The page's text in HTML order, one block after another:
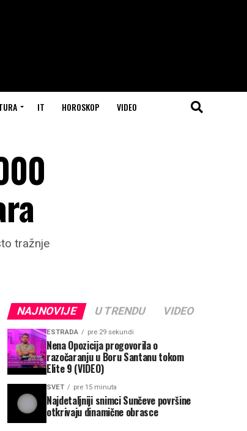
IT HOROSKOP VIDEO
tražnje
NAJNOVIJE U TRENDU VIDEO
ESTRADA pre 29 sekundi
Nena Opozicija progovorila o
razočaranju u Boru Santanu tokom
Elite 9 (VIDEO)
SVET pre 15 minuta
Najdetaljniji snimci Sunčeve površine
otkrivaju dinamične obrasce